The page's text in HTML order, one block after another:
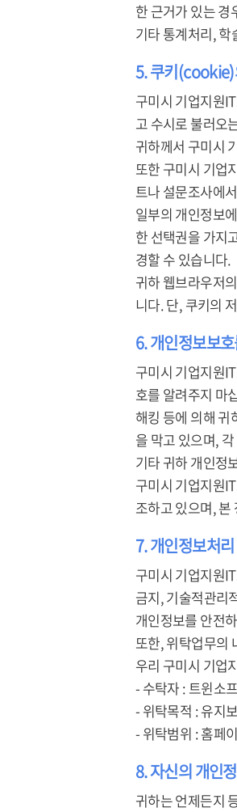
한 근거가 있는 경
기타 통계처리,
5. 쿠키(cookie)
구미시 기업지원
고 수시로 불러오
귀하께서 구미시
또한 구미시 기업
트나 설문조사에
일부의 개인정보
한 선택권을 가지
경할 수 있습니다.
귀하 웹브라우저
니다. 단, 쿠키의
6. 개인정보보
구미시 기업지원
호를 알려주지 마
해킹 등에 의해
을 막고 있으며,
기타 귀하 개인정
구미시 기업지원
조하고 있으며,
7. 개인정보처
구미시 기업지원
금지, 기술적관리
개인정보를 안전
또한, 위탁업무의
우리 구미시 기업
- 수탁자 : 트윈소
- 위탁목적 : 유지
- 위탁범위 : 홈페
8. 자신의 개인
귀하는 언제든지